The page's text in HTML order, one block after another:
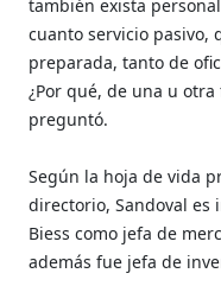
también exista
cuanto servicio pasivo,
preparada, tanto de
¿Por qué, de una u
preguntó.
Según la hoja de vida
directorio, Sandoval es
Biess como jefa de
además fue jefa de